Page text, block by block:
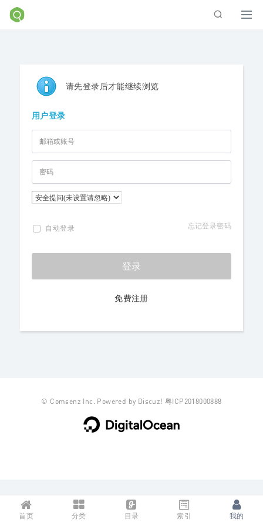
请先登录后才能继续浏览
用户登录
自动登录 忘记登录密码
登录
免费注册
首页 分类 目录 索引 我的
© Comsenz Inc. Powered by Discuz! 粤ICP2018000888